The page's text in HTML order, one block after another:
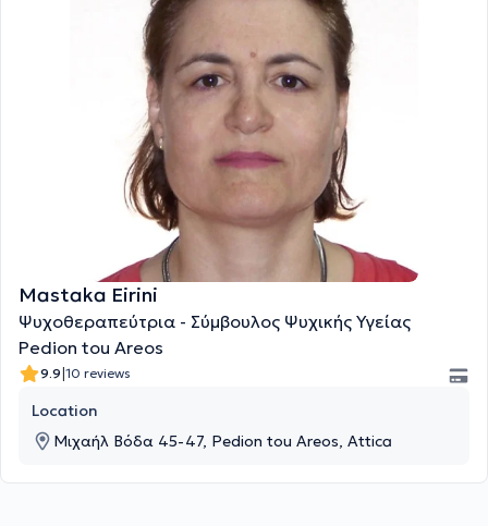
Mastaka Eirini
Ψυχοθεραπεύτρια - Σύμβουλος Ψυχικής Υγείας
Pedion tou Areos
9.9|10 reviews
Location
Μιχαήλ Βόδα 45-47, Pedion tou Areos, Attica